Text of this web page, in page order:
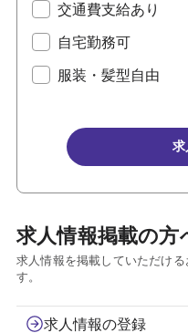
交通費支給あり
自宅勤務可
服装・髪型自由
求
求人情報掲載の方
求人情報を掲載していただけ
す。
求人情報の登録